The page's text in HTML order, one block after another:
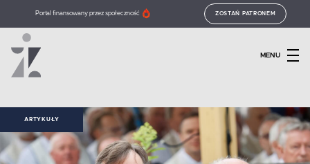
Portal finansowany przez społeczność ZOSTAŃ PATRONEM
MENU
ARTYKUŁY